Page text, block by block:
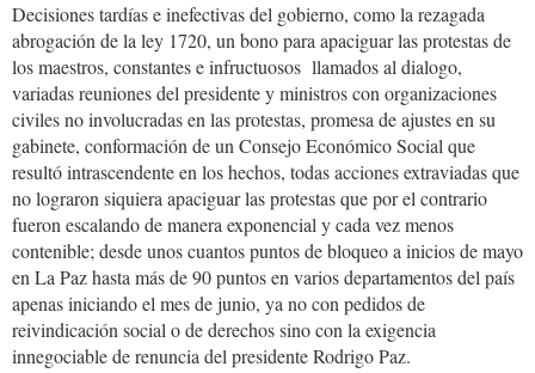
Decisiones tardías e inefectivas del gobierno, como la rezagada
abrogación de la ley 1720, un bono para apaciguar las protestas de
los maestros, constantes e infructuosos llamados al dialogo,
variadas reuniones del presidente y ministros con organizaciones
civiles no involucradas en las protestas, promesa de ajustes en su
gabinete, conformación de un Consejo Económico Social que
resultó intrascendente en los hechos, todas acciones extraviadas que
no lograron siquiera apaciguar las protestas que por el contrario
fueron escalando de manera exponencial y cada vez menos
contenible; desde unos cuantos puntos de bloqueo a inicios de mayo
en La Paz hasta más de 90 puntos en varios departamentos del país
apenas iniciando el mes de junio, ya no con pedidos de
reivindicación social o de derechos sino con la exigencia
innegociable de renuncia del presidente Rodrigo Paz.